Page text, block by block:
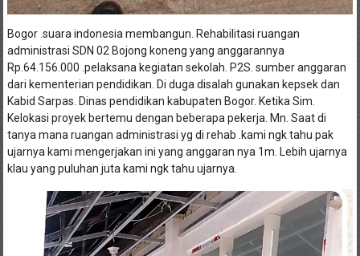
Bogor .suara indonesia membangun. Rehabilitasi ruangan
administrasi SDN 02 Bojong koneng yang anggarannya
Rp.64.156.000 .pelaksana kegiatan sekolah. P2S. sumber anggaran
dari kementerian pendidikan. Di duga disalah gunakan kepsek dan
Kabid Sarpas. Dinas pendidikan kabupaten Bogor. Ketika Sim.
Kelokasi proyek bertemu dengan beberapa pekerja. Mn. Saat di
tanya mana ruangan administrasi yg di rehab .kami ngk tahu pak
ujarnya kami mengerjakan ini yang anggaran nya 1m. Lebih ujarnya
klau yang puluhan juta kami ngk tahu ujarnya.